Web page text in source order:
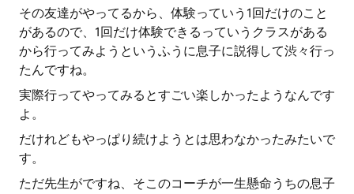
その友達がやってるから、体験っていう1回だけのこと
があるので、1回だけ体験できるっていうクラスがある
から行ってみようというふうに息子に説得して渋々行っ
たんですね。
実際行ってやってみるとすごい楽しかったようなんです
よ。
だけれどもやっぱり続けようとは思わなかったみたいで
す。
ただ先生がですね、そこのコーチが一生懸命うちの息子